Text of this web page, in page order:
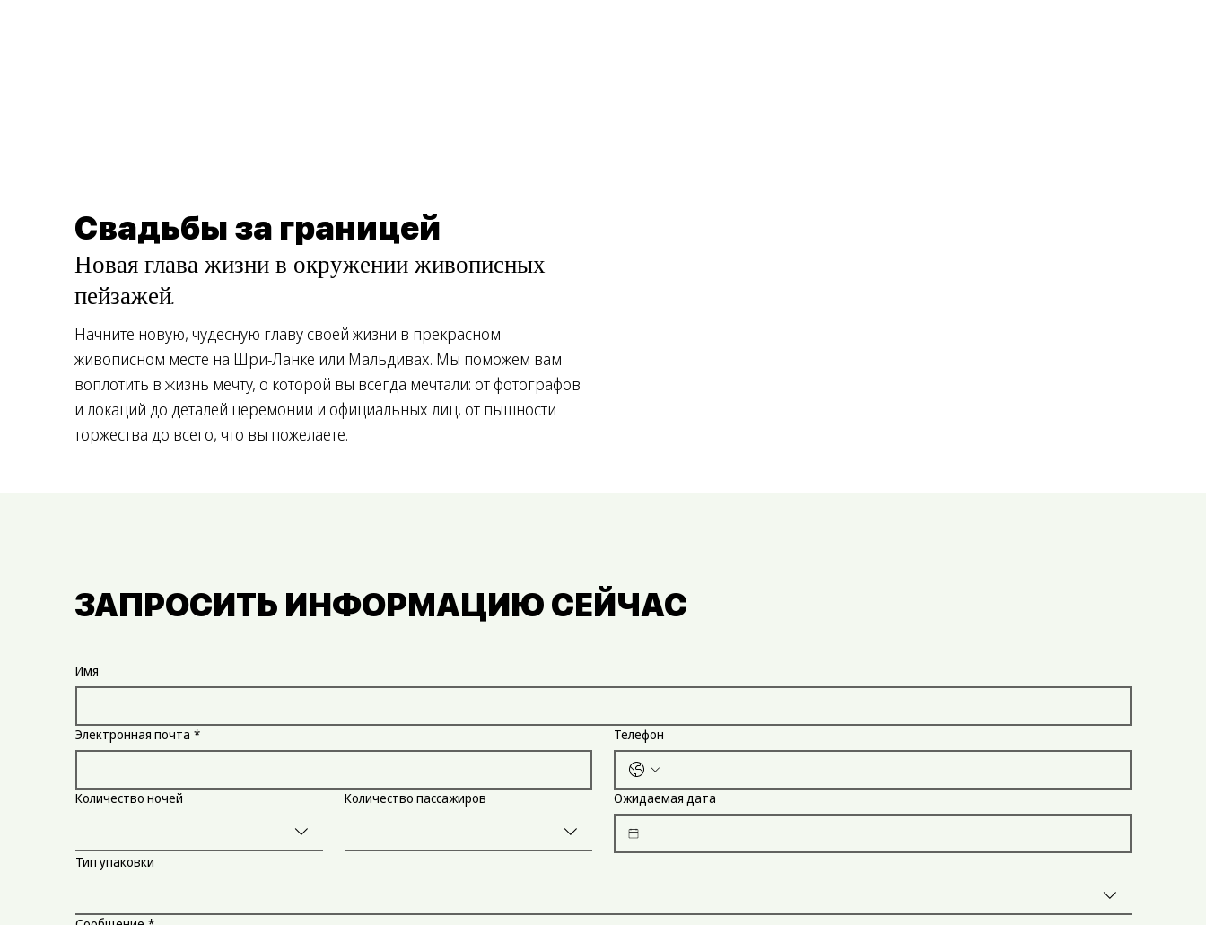
Свадьбы за границей
Новая глава жизни в окружении живописных
пейзажей.
Начните новую, чудесную главу своей жизни в прекрасном
живописном месте на Шри-Ланке или Мальдивах. Мы поможем вам
воплотить в жизнь мечту, о которой вы всегда мечтали: от фотографов
и локаций до деталей церемонии и официальных лиц, от пышности
торжества до всего, что вы пожелаете.
ЗАПРОСИТЬ ИНФОРМАЦИЮ СЕЙЧАС
Имя
Электронная почта * Телефон
Количество ночей Количество пассажиров Ожидаемая дата
Тип упаковки